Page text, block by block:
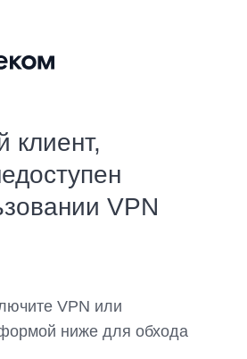
клиент,
VPN
VPN или
ниже для обхода